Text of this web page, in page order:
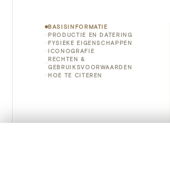
BASISINFORMATIE
PRODUCTIE EN DATERING
FYSIEKE EIGENSCHAPPEN
ICONOGRAFIE
RECHTEN &
GEBRUIKSVOORWAARDEN
HOE TE CITEREN